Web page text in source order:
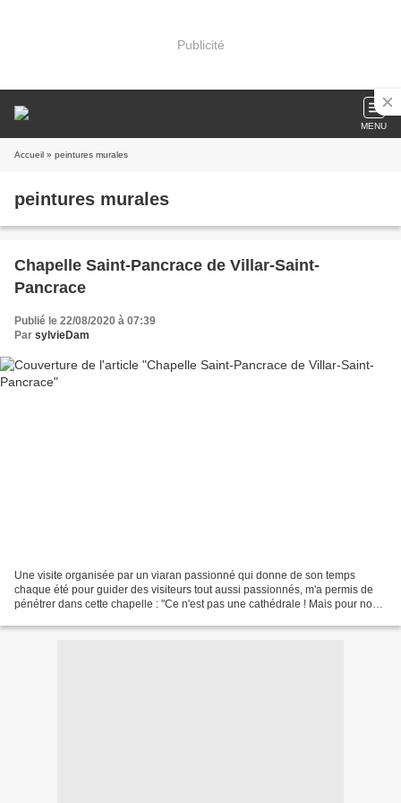
Publicité
MENU
Accueil » peintures murales
peintures murales
Chapelle Saint-Pancrace de Villar-Saint-
Pancrace
Publié le 22/08/2020 à 07:39
Par sylvieDam
Une visite organisée par un viaran passionné qui donne de son temps
chaque été pour guider des visiteurs tout aussi passionnés, m'a permis de
pénétrer dans cette chapelle : "Ce n'est pas une cathédrale ! Mais pour nous